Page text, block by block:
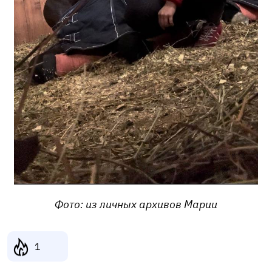
Фото: из личных архивов Марии
1